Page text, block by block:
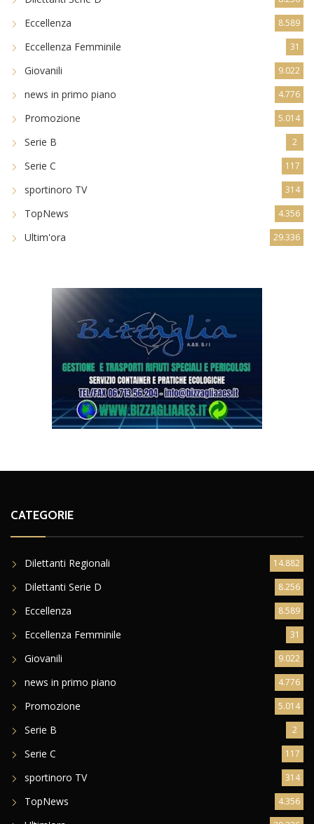
Eccellenza 8.589
Eccellenza Femminile 31
Giovanili 9.022
news in primo piano 4.776
Promozione 5.014
Serie B 2
Serie C 117
sportinoro TV 314
TopNews 4.356
Ultim'ora 29.336
CATEGORIE
Dilettanti Regionali 14.882
Dilettanti Serie D 8.256
Eccellenza 8.589
Eccellenza Femminile 31
Giovanili 9.022
news in primo piano 4.776
Promozione 5.014
Serie B 2
Serie C 117
sportinoro TV 314
TopNews 4.356